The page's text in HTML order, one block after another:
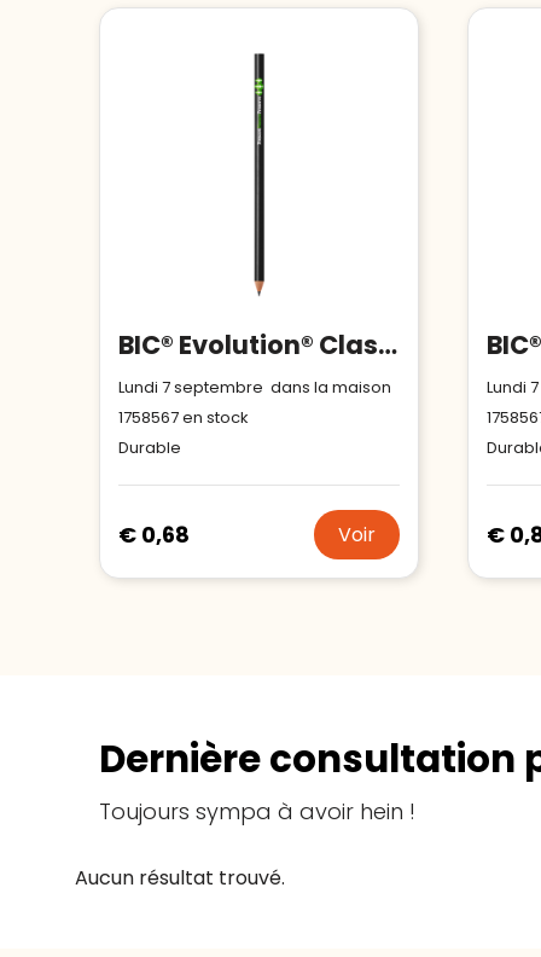
BIC® Evolution® Classic Cut Ecolutions® crayon
Lundi 7 septembre dans la maison
1758567en stock
Durable
€ 0,68 Voir
Lundi
€
Dernière consultation
Toujours sympa à avoir hein !
Aucun résultat trouvé.